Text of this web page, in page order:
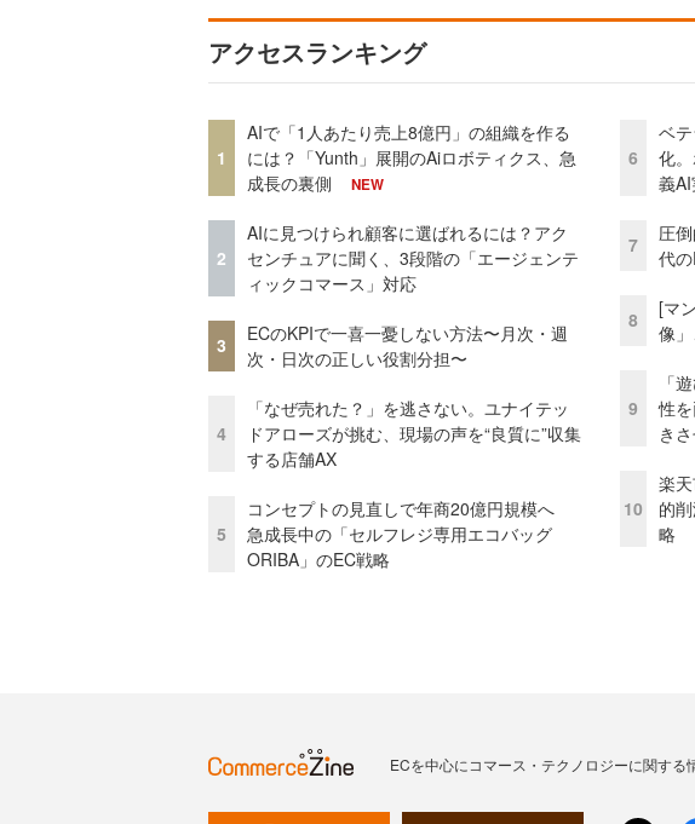
アクセスランキング
1
AIで「1人あたり売上8億円」の組織を作る
には？「Yunth」展開のAiロボティクス、急
成長の裏側
NEW
2
AIに見つけられ顧客に選ばれるには？アク
センチュアに聞く、3段階の「エージェンテ
ィックコマース」対応
3
ECのKPIで一喜一憂しない方法〜月次・週
次・日次の正しい役割分担〜
4
「なぜ売れた？」を逃さない。ユナイテッ
ドアローズが挑む、現場の声を“良質に”収集
する店舗AX
5
コンセプトの見直しで年商20億円規模へ
急成長中の「セルフレジ専用エコバッグ
ORIBA」のEC戦略
6
ベ
化
義
7
圧
代
8
[マ
像
9
「
性
き
10
楽
的
略
ECを中心にコマース・テクノロジーに関する